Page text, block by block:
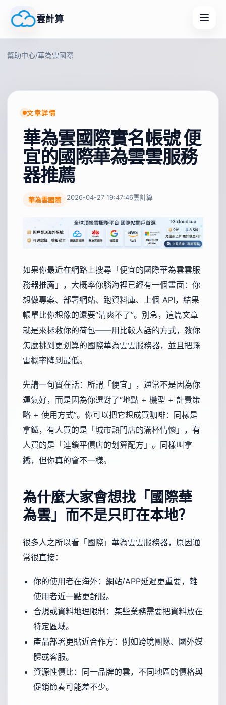
雲計算
幫助中心/華為雲國際
文章詳情
華為雲國際實名帳號 便
宜的國際華為雲雲服務
器推薦
華為雲國際 2026-04-27 19:47:46雲計算
如果你最近在網路上搜尋「便宜的國際華為雲雲服
務器推薦」，大概率你腦海裡已經有一個畫面：你
想做專案、部署網站、跑資料庫、上個 API，結果
帳單比你想像的還要“清爽不了”。別急，這篇文章
就是來拯救你的荷包——用比較人話的方式，教你
怎麼挑到更划算的國際華為雲雲服務器，並且把踩
雷概率降到最低。
先講一句實在話：所謂「便宜」，通常不是因為你
運氣好，而是因為你選對了“地點 + 機型 + 計費策
略 + 使用方式”。你可以把它想成買咖啡：同樣是
拿鐵，有人買的是「城市熱門店的滿杯情懷」，有
人買的是「連鎖平價店的划算配方」。同樣叫拿
鐵，但你真的會不一樣。
為什麼大家會想找「國際華
為雲」而不是只盯在本地？
很多人之所以看「國際」華為雲雲服務器，原因通
常很直接：
你的使用者在海外：網站/APP延遲更重要，離
使用者近一點更舒服。
合規或資料地理限制：某些業務需要把資料放在
特定區域。
產品部署更貼近合作方：例如跨境團隊、國外媒
體或客服。
資源性價比：同一品牌的雲，不同地區的價格與
促銷節奏可能差不少。